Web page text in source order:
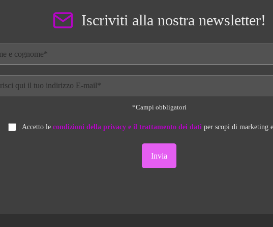
Iscriviti alla nostra newsletter!
*Campi obbligatori
Accetto le condizioni della privacy e il trattamento dei dati per scopi di marketing